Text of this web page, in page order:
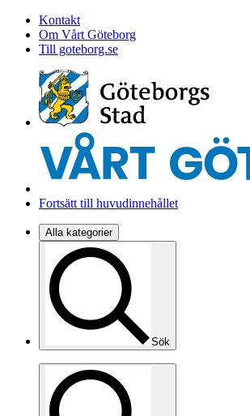
Kontakt
Om Vårt Göteborg
Till goteborg.se
Fortsätt till huvudinnehållet
Alla kategorier
Sök